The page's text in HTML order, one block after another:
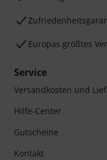
Europas größtes
Service
Versandkosten und
Hilfe-Center
Gutscheine
Kontakt